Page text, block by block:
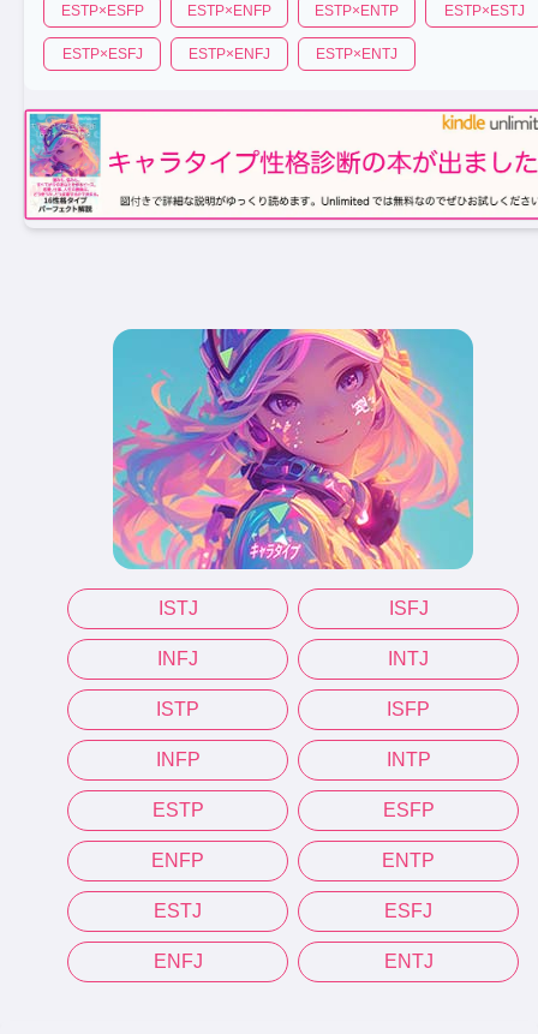
ISTJ ISFJ
INFJ INTJ
ISTP ISFP
INFP INTP
ESTP ESFP
ENFP ENTP
ESTJ ESFJ
ENFJ ENTJ
ESTP× ESFP ESTP× ENFP ESTP× ENTP ESTP× ESTJ
ESTP× ESFJ ESTP× ENFJ ESTP× ENTJ